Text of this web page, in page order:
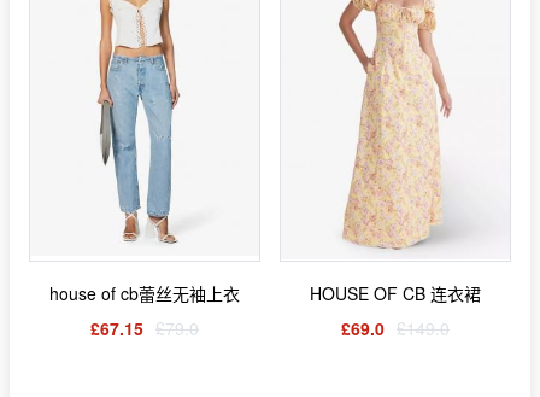
house of cb蕾丝无袖上衣
£67.15 £79.0
HOUSE OF CB 连衣裙
£69.0 £149.0